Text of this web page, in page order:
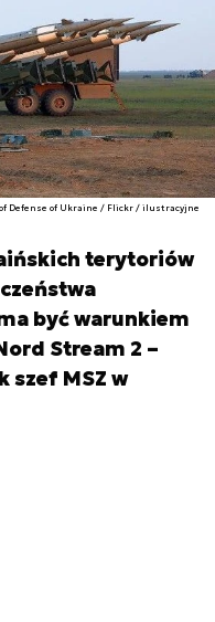
Defense of Ukraine / Flickr / ilustracyjne
terytoriów
być warunkiem
Stream 2 –
szef MSZ w